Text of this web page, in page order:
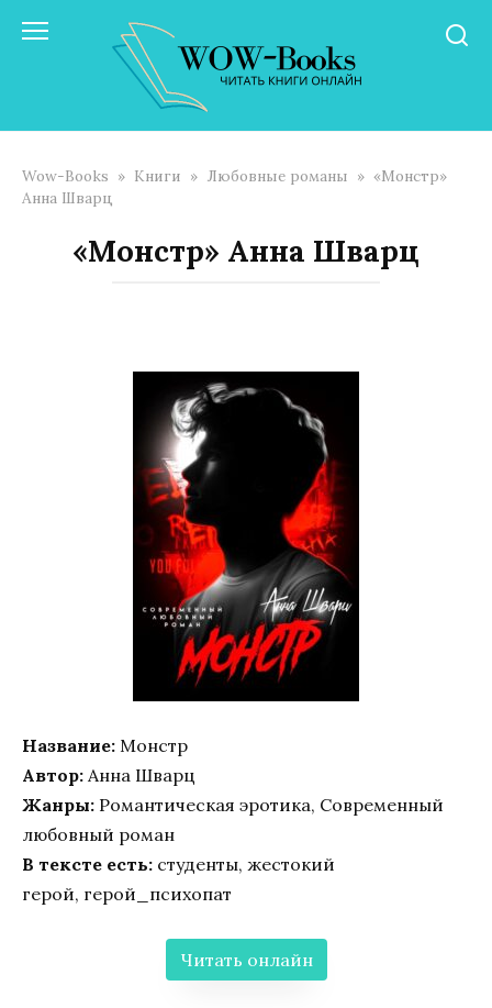
Wow-Books » Книги » Любовные романы » «Монстр»
Анна Шварц
«Монстр» Анна Шварц
Название: Монстр
Автор: Анна Шварц
Жанры: Романтическая эротика, Современный
любовный роман
В тексте есть: студенты, жестокий
герой, герой_психопат
Читать онлайн